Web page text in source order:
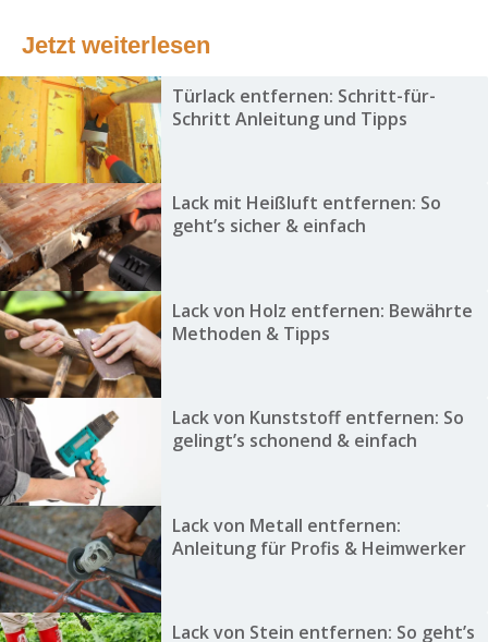
Jetzt weiterlesen
Türlack entfernen: Schritt-für-
Schritt Anleitung und Tipps
Lack mit Heißluft entfernen: So
geht’s sicher & einfach
Lack von Holz entfernen: Bewährte
Methoden & Tipps
Lack von Kunststoff entfernen: So
gelingt’s schonend & einfach
Lack von Metall entfernen:
Anleitung für Profis & Heimwerker
Lack von Stein entfernen: So geht’s